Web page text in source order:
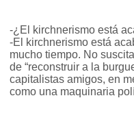
-¿El kirchnerismo está
-El kirchnerismo está
mucho tiempo. No
de “reconstruir a la
capitalistas amigos, en
como una maquinaria